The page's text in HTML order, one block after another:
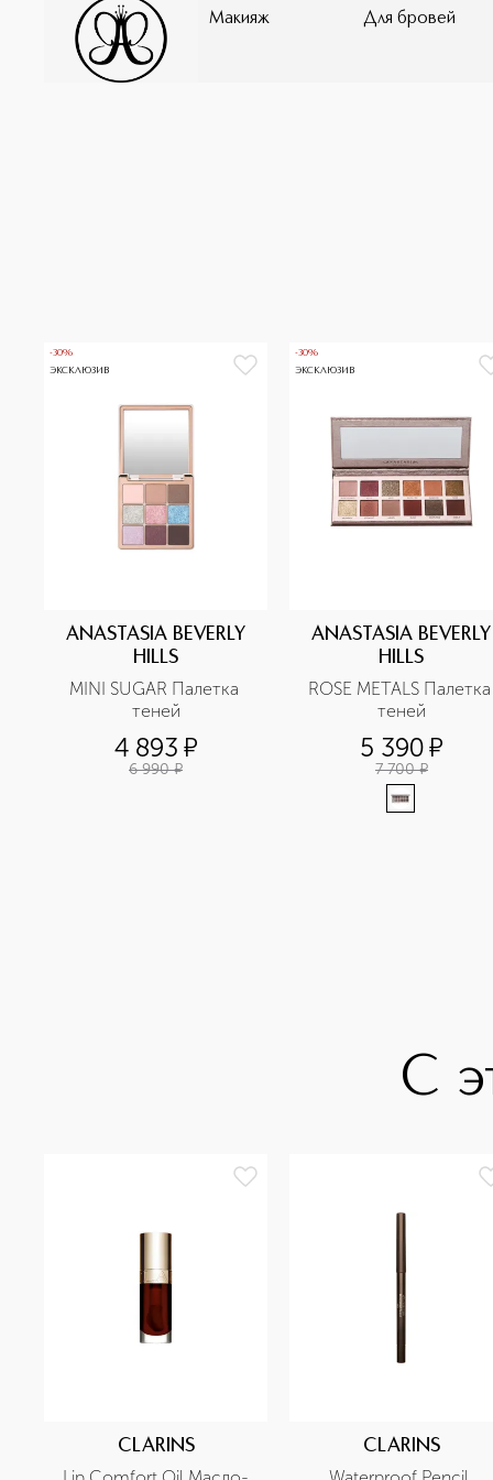
Макияж Для бровей
-30%
ЭКСКЛЮЗИВ
ANASTASIA BEVERLY
HILLS
MINI SUGAR Палетка
теней
4 893 ¤
6 990 ¤
-30%
ЭКСКЛЮЗИВ
ANASTASIA BEVERLY
HILLS
ROSE METALS Палетка
теней
5 390¤
7 700 ¤
С
CLARINS CLARINS